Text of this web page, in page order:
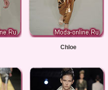
Chloe